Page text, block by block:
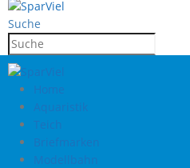
Suche
Home
Aquaristik
Teich
Briefmarken
Modellbahn